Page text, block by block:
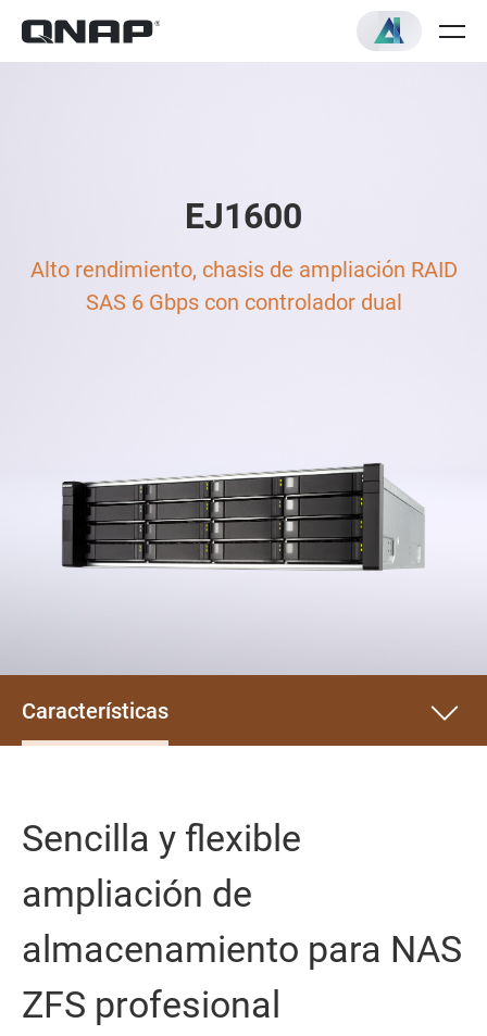
EJ1600
Alto rendimiento, chasis de ampliación RAID
SAS 6 Gbps con controlador dual
Características
Sencilla y flexible
ampliación de
almacenamiento para NAS
ZFS profesional